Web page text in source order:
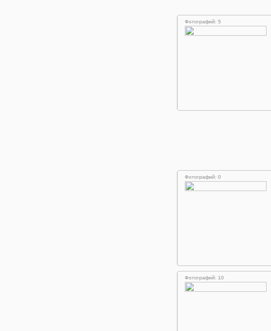
Фотографий: 5
Фотографий: 0
Фотографий: 10